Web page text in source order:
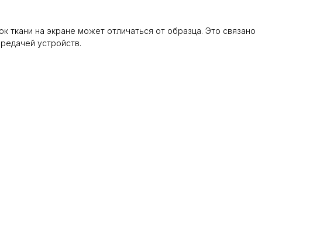
ткани на экране может отличаться от образца. Это связано
устройств.